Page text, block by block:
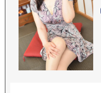
いひと時となるはずです。 ーーーーー
【移動手段：車】 ー